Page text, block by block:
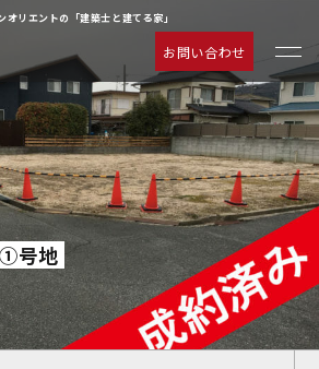
リエントの「建築士と建てる家」
お問い合わせ
お客様の声
動画ギャラリー
よくあるご質問
企業情報
お知らせ
お問い合わせ
号地